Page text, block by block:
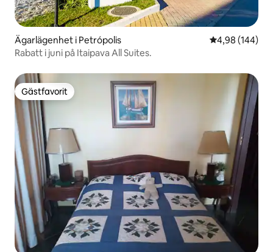
Ägarlägenhet i Petrópolis 4,98 av 5 i
4,98 (144)
Rabatt i juni på Itaipava All Suites.
Gästfavorit
Gästfavorit